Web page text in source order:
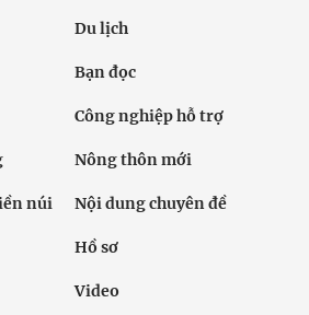
Du lịch
Bạn đọc
Công nghiệp hỗ trợ
Nông thôn mới
núi Nội dung chuyên đề
Hồ sơ
Video